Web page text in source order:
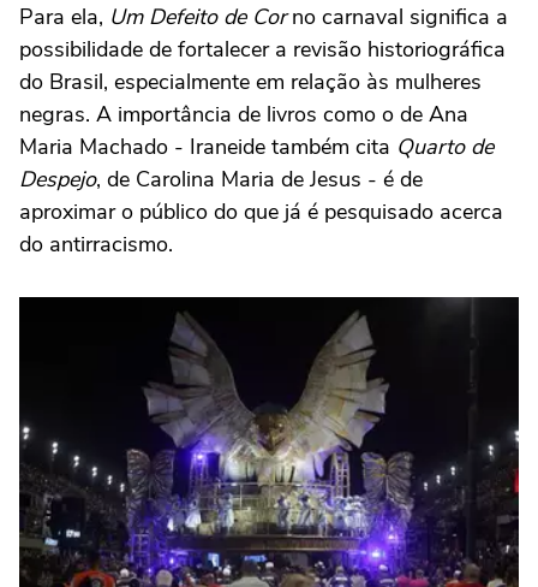
Para ela, Um Defeito de Corno carnaval significa a
possibilidade de fortalecer a revisão historiográfica
do Brasil, especialmente em relação às mulheres
negras. A importância de livros como o de Ana
Maria Machado - Iraneide também cita Quarto de
Despejo, de Carolina Maria de Jesus - é de
aproximar o público do que já é pesquisado acerca
do antirracismo.